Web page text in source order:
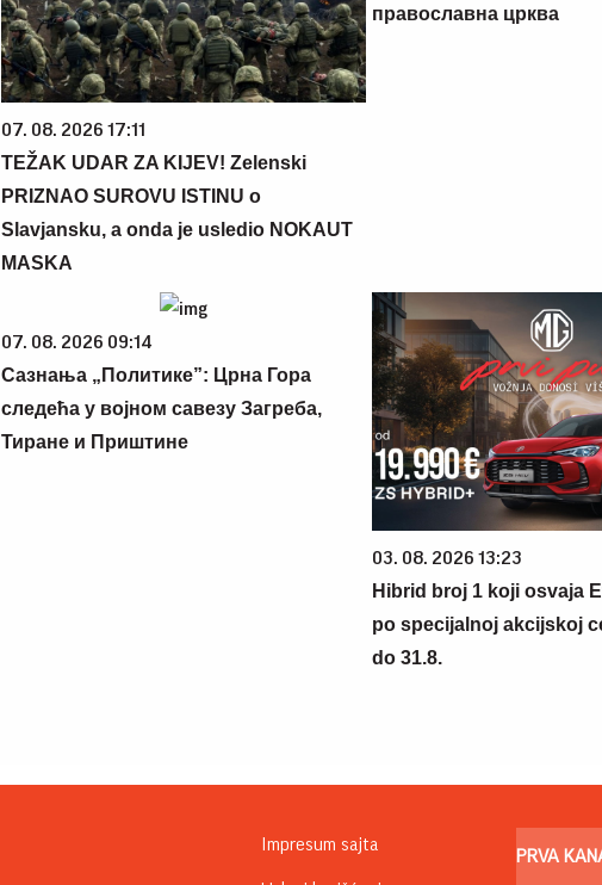
07. 08. 2026 17:11
TEŽAK UDAR ZA KIJEV! Zelenski
PRIZNAO SUROVU ISTINU o
Slavjansku, a onda je usledio NOKAUT
MASKA
православна црква
07. 08. 2026 09:14
Сазнања „Политике”: Црна Гора
следећа у војном савезу Загреба,
Тиране и Приштине
03. 08. 2026 13:23
Hibrid broj 1 koji osvaja
po specijalnoj akcijskoj
do 31.8.
Impresum sajta
PRVA